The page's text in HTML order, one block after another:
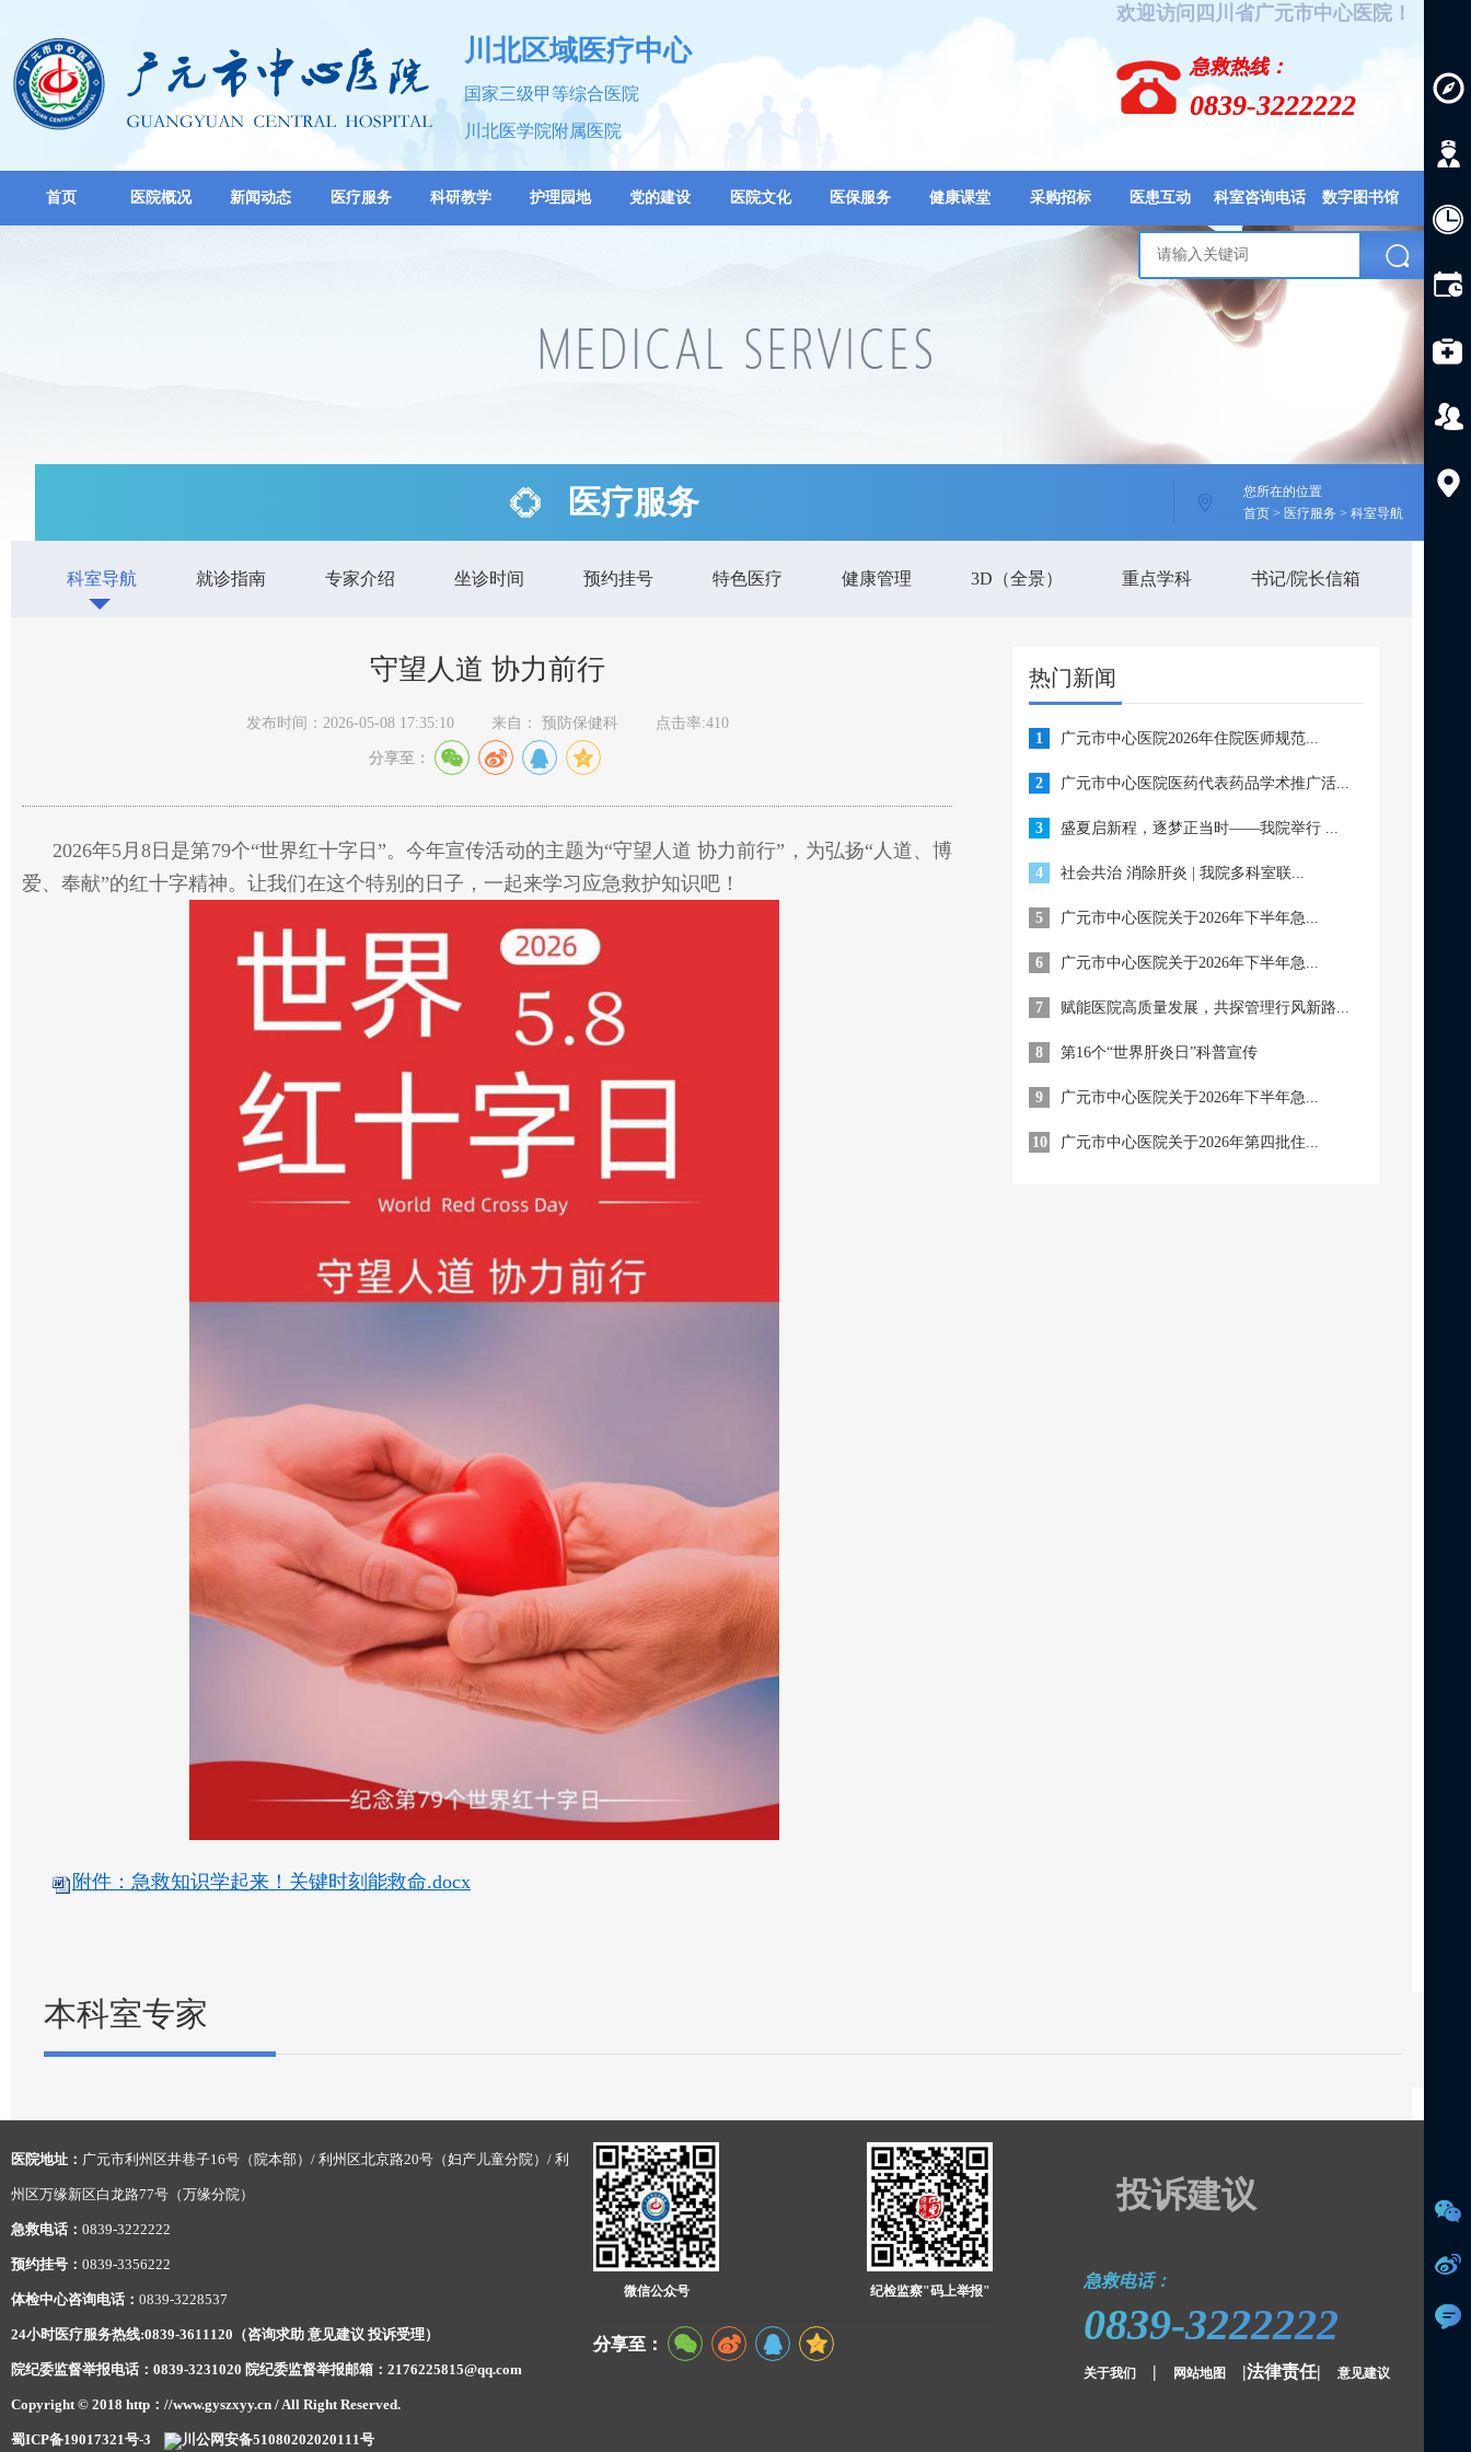
川北区域医疗中心
国家三级甲等综合医院
川北医学院附属医院
欢迎访问四川省广元市中心医院！
急救热线：
0839-3222222
首页 医院概况 新闻动态 医疗服务 科研教学 护理园地 党的建设 医院文化 医保服务 健康课堂 采购招标 医患互动 科室咨询电话 数字图书馆
医疗服务
您所在的位置
首页 > 医疗服务 > 科室导航
科室导航 就诊指南 专家介绍 坐诊时间 预约挂号 特色医疗 健康管理 3D（全景） 重点学科 书记/院长信箱
守望人道 协力前行
发布时间：2026-05-08 17:35:10 来自： 预防保健科 点击率:410
分享至：
2026年5月8日是第79个“世界红十字日”。今年宣传活动的主题为“守望人道 协力前行”，为弘扬“人道、博
爱、奉献”的红十字精神。让我们在这个特别的日子，一起来学习应急救护知识吧！
附件：急救知识学起来！关键时刻能救命.docx
本科室专家
热门新闻
1 广元市中心医院2026年住院医师规范...
2 广元市中心医院医药代表药品学术推广活...
3 盛夏启新程，逐梦正当时——我院举行 ...
4 社会共治 消除肝炎 | 我院多科室联...
5 广元市中心医院关于2026年下半年急...
6 广元市中心医院关于2026年下半年急...
7 赋能医院高质量发展，共探管理行风新路...
8 第16个“世界肝炎日”科普宣传
9 广元市中心医院关于2026年下半年急...
10 广元市中心医院关于2026年第四批住...
医院地址： 广元市利州区井巷子16号（院本部）/ 利州区北京路20号（妇产儿童分院）/ 利
州区万缘新区白龙路77号（万缘分院）
急救电话： 0839-3222222
预约挂号： 0839-3356222
体检中心咨询电话： 0839-3228537
24小时医疗服务热线:0839-3611120（咨询求助 意见建议 投诉受理）
院纪委监督举报电话：0839-3231020 院纪委监督举报邮箱：2176225815@qq.com
Copyright © 2018 http：//www.gyszxyy.cn / All Right Reserved.
蜀ICP备19017321号-3 川公网安备51080202020111号
微信公众号 纪检监察"码上举报"
分享至：
投诉建议
急救电话：
0839-3222222
关于我们 | 网站地图 |法律责任| 意见建议